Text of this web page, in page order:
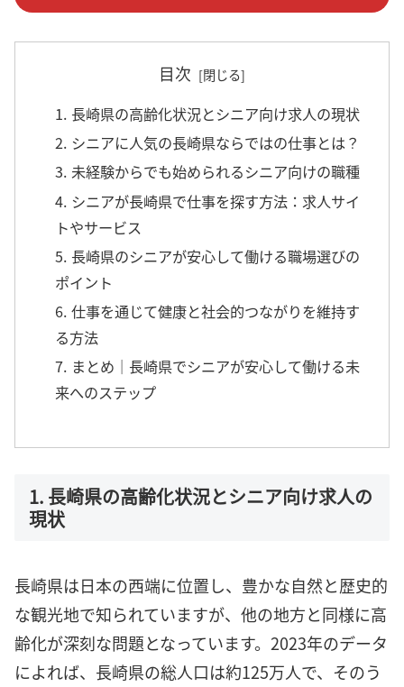
目次
1. 長崎県の高齢化状況とシニア向け求人の現状
2. シニアに人気の長崎県ならではの仕事とは？
3. 未経験からでも始められるシニア向けの職種
4. シニアが長崎県で仕事を探す方法：求人サイ
トやサービス
5. 長崎県のシニアが安心して働ける職場選びの
ポイント
6. 仕事を通じて健康と社会的つながりを維持す
る方法
7. まとめ｜長崎県でシニアが安心して働ける未
来へのステップ
1. 長崎県の高齢化状況とシニア向け求人の
現状
長崎県は日本の西端に位置し、豊かな自然と歴史的
な観光地で知られていますが、他の地方と同様に高
齢化が深刻な問題となっています。2023年のデータ
によれば、長崎県の総人口は約125万人で、そのう